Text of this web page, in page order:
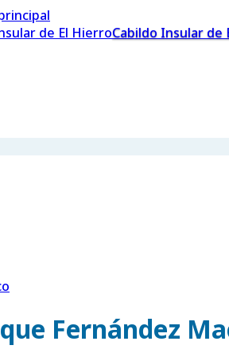
Cabildo Insular de
Fernández